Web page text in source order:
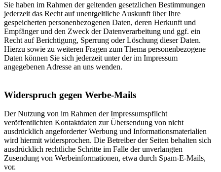
Sie haben im Rahmen der geltenden gesetzlichen Bestimmungen
jederzeit das Recht auf unentgeltliche Auskunft über Ihre
gespeicherten personenbezogenen Daten, deren Herkunft und
Empfänger und den Zweck der Datenverarbeitung und ggf. ein
Recht auf Berichtigung, Sperrung oder Löschung dieser Daten.
Hierzu sowie zu weiteren Fragen zum Thema personenbezogene
Daten können Sie sich jederzeit unter der im Impressum
angegebenen Adresse an uns wenden.
Widerspruch gegen Werbe-Mails
Der Nutzung von im Rahmen der Impressumspflicht
veröffentlichten Kontaktdaten zur Übersendung von nicht
ausdrücklich angeforderter Werbung und Informationsmaterialien
wird hiermit widersprochen. Die Betreiber der Seiten behalten sich
ausdrücklich rechtliche Schritte im Falle der unverlangten
Zusendung von Werbeinformationen, etwa durch Spam-E-Mails,
vor.